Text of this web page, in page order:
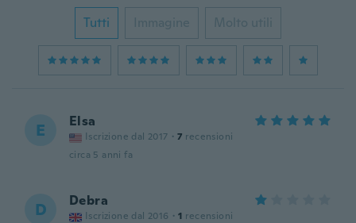
Tutti Immagine Molto utili
E Elsa
Iscrizione dal 2017 · 7 recensioni
circa 5 anni fa
D Debra
Iscrizione dal 2016 · 1 recensioni